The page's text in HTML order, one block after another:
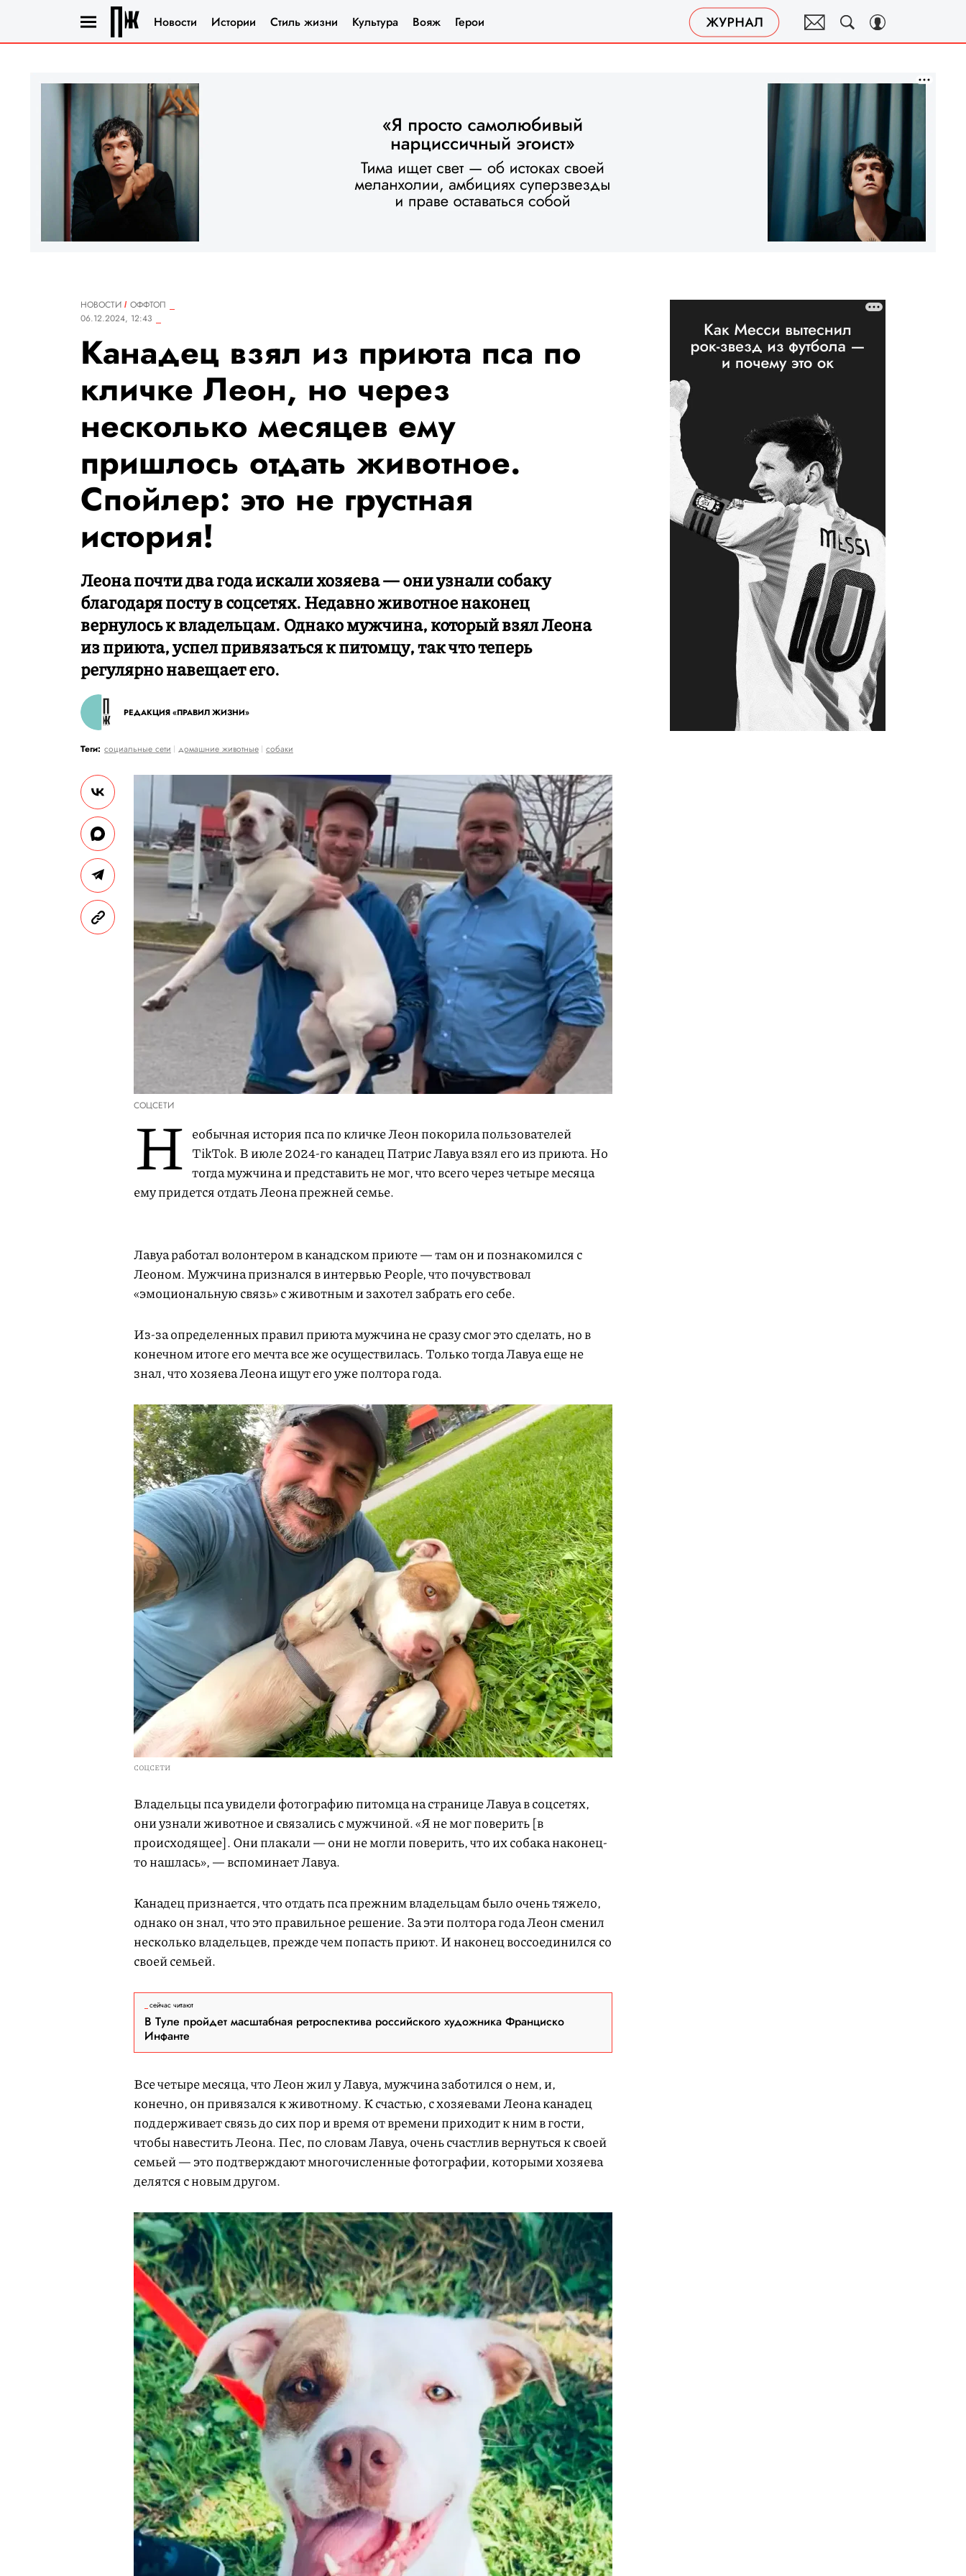
Новости Истории Стиль жизни Культура Вояж Герои
НОВОСТИ
ОФФТОП
06.12.2024, 12:43
Канадец взял из приюта пса по
кличке Леон, но через
несколько месяцев ему
пришлось отдать животное.
Спойлер: это не грустная
история!
Леона почти два года искали хозяева — они узнали собаку
благодаря посту в соцсетях. Недавно животное наконец
вернулось к владельцам. Однако мужчина, который взял Леона
из приюта, успел привязаться к питомцу, так что теперь
регулярно навещает его.
РЕДАКЦИЯ «ПРАВИЛ ЖИЗНИ»
Теги: социальные сети домашние животные собаки
СОЦСЕТИ
Н еобычная история пса по кличке Леон покорила пользователей
TikTok. В июле 2024-го канадец Патрис Лавуа взял его из приюта. Но
тогда мужчина и представить не мог, что всего через четыре месяца
ему придется отдать Леона прежней семье.
Лавуа работал волонтером в канадском приюте — там он и познакомился с
Леоном. Мужчина признался в интервью People, что почувствовал
«эмоциональную связь» с животным и захотел забрать его себе.
Из-за определенных правил приюта мужчина не сразу смог это сделать, но в
конечном итоге его мечта все же осуществилась. Только тогда Лавуа еще не
знал, что хозяева Леона ищут его уже полтора года.
СОЦСЕТИ
Владельцы пса увидели фотографию питомца на странице Лавуа в соцсетях,
они узнали животное и связались с мужчиной. «Я не мог поверить [в
происходящее]. Они плакали — они не могли поверить, что их собака наконец-
то нашлась», — вспоминает Лавуа.
Канадец признается, что отдать пса прежним владельцам было очень тяжело,
однако он знал, что это правильное решение. За эти полтора года Леон сменил
несколько владельцев, прежде чем попасть приют. И наконец воссоединился со
своей семьей.
сейчас читают
В Туле пройдет масштабная ретроспектива российского художника Франциско
Инфанте
Все четыре месяца, что Леон жил у Лавуа, мужчина заботился о нем, и,
конечно, он привязался к животному. К счастью, с хозяевами Леона канадец
поддерживает связь до сих пор и время от времени приходит к ним в гости,
чтобы навестить Леона. Пес, по словам Лавуа, очень счастлив вернуться к своей
семьей — это подтверждают многочисленные фотографии, которыми хозяева
делятся с новым другом.